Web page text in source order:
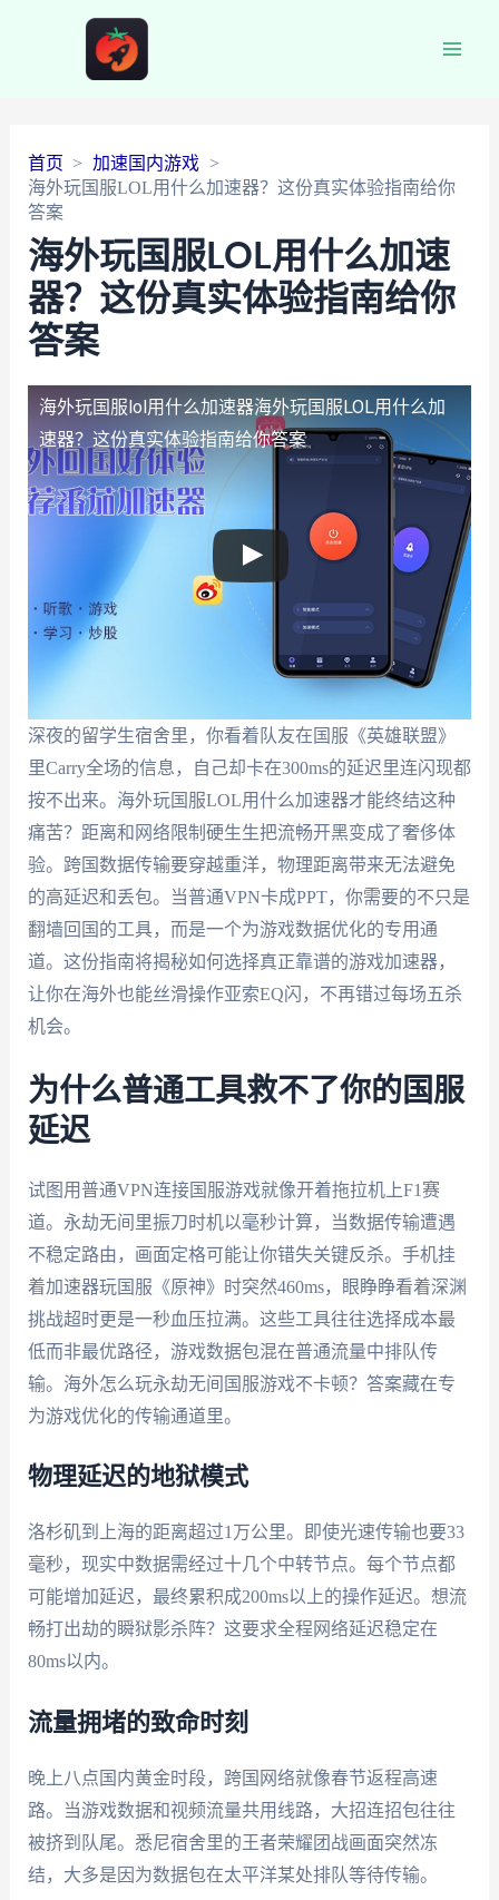
首页
加速国内游戏
海外玩国服LOL用什么加速器？这份真实体验指南给你
答案
海外玩国服LOL用什么加速
器？这份真实体验指南给你
答案
海外玩国服lol用什么加速器海外玩国服LOL用什么加
速器？这份真实体验指南给你答案
深夜的留学生宿舍里，你看着队友在国服《英雄联盟》
里Carry全场的信息，自己却卡在300ms的延迟里连闪现都
按不出来。海外玩国服LOL用什么加速器才能终结这种
痛苦？距离和网络限制硬生生把流畅开黑变成了奢侈体
验。跨国数据传输要穿越重洋，物理距离带来无法避免
的高延迟和丢包。当普通VPN卡成PPT，你需要的不只是
翻墙回国的工具，而是一个为游戏数据优化的专用通
道。这份指南将揭秘如何选择真正靠谱的游戏加速器，
让你在海外也能丝滑操作亚索EQ闪，不再错过每场五杀
机会。
为什么普通工具救不了你的国服
延迟
试图用普通VPN连接国服游戏就像开着拖拉机上F1赛
道。永劫无间里振刀时机以毫秒计算，当数据传输遭遇
不稳定路由，画面定格可能让你错失关键反杀。手机挂
着加速器玩国服《原神》时突然460ms，眼睁睁看着深渊
挑战超时更是一秒血压拉满。这些工具往往选择成本最
低而非最优路径，游戏数据包混在普通流量中排队传
输。海外怎么玩永劫无间国服游戏不卡顿？答案藏在专
为游戏优化的传输通道里。
物理延迟的地狱模式
洛杉矶到上海的距离超过1万公里。即使光速传输也要33
毫秒，现实中数据需经过十几个中转节点。每个节点都
可能增加延迟，最终累积成200ms以上的操作延迟。想流
畅打出劫的瞬狱影杀阵？这要求全程网络延迟稳定在
80ms以内。
流量拥堵的致命时刻
晚上八点国内黄金时段，跨国网络就像春节返程高速
路。当游戏数据和视频流量共用线路，大招连招包往往
被挤到队尾。悉尼宿舍里的王者荣耀团战画面突然冻
结，大多是因为数据包在太平洋某处排队等待传输。